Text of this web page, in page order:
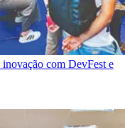
com DevFest e